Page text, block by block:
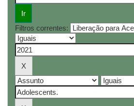
Filtros correntes: